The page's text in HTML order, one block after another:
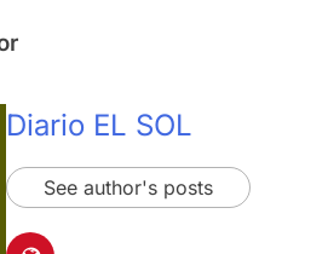
Diario EL SOL
See author's posts